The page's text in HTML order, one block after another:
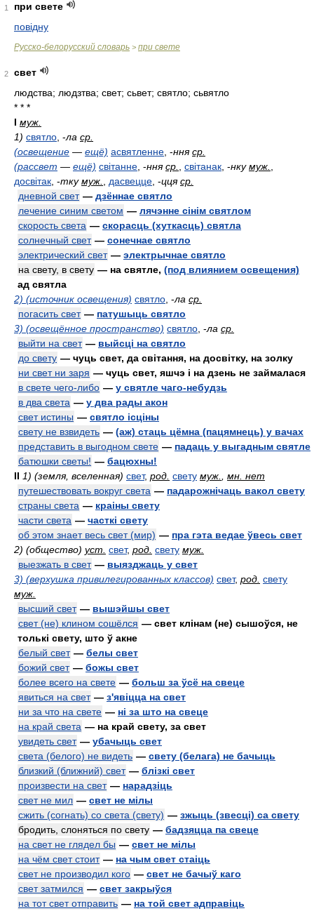
1
при свете
повідну
Русско-белорусский словарь > при свете
2
свет
людства; людзтва; свет; сьвет; святло; сьвятло
* * *
I муж.
1) святло -ла ср.
(освещение — ещё) асвятленне -ння ср.
(рассвет — ещё) світанне -ння ср. світанак -нку муж.
досвітак -тку муж. дасвецце -цця ср.
дневной свет — дзённае святло
лечение синим светом — лячэнне сінім святлом
скорость света — скорасць (хуткасць) святла
солнечный свет — сонечнае святло
электрический свет — электрычнае святло
на свету, в свету — на святле, (под влиянием освещения)
ад святла
2) (источник освещения) святло -ла ср.
погасить свет — патушыць святло
3) (освещённое пространство) святло -ла ср.
выйти на свет — выйсці на святло
до свету — чуць свет, да світання, на досвітку, на золку
ни свет ни заря — чуць свет, яшчэ і на дзень не займалася
в свете чего-либо — у святле чаго-небудзь
в два света — у два рады акон
свет истины — святло ісціны
свету не взвидеть — (аж) стаць цёмна (пацямнець) у вачах
представить в выгодном свете — падаць у выгадным святле
батюшки светы! — бацюхны!
II 1) (земля, вселенная) свет, род. свету муж.
мн. нет
путешествовать вокруг света — падарожнічаць вакол свету
страны света — краіны свету
части света — часткі свету
об этом знает весь свет (мир) — пра гэта ведае ўвесь свет
2) (общество) уст. свет, род. свету муж.
выезжать в свет — выязджаць у свет
3) (верхушка привилегированных классов) свет, род. свету
муж.
высший свет — вышэйшы свет
свет (не) клином сошёлся — свет клінам (не) сышоўся, не
толькі свету, што ў акне
белый свет — белы свет
божий свет — божы свет
более всего на свете — больш за ўсё на свеце
явиться на свет — з'явіцца на свет
ни за что на свете — ні за што на свеце
на край света — на край свету, за свет
увидеть свет — убачыць свет
света (белого) не видеть — свету (белага) не бачыць
близкий (ближний) свет — блізкі свет
произвести на свет — нарадзіць
свет не мил — свет не мілы
сжить (согнать) со света (свету) — зжыць (звесці) са свету
бродить, слоняться по свету — бадзяцца па свеце
на свет не глядел бы — свет не мілы
на чём свет стоит — на чым свет стаіць
свет не производил кого — свет не бачыў каго
свет затмился — свет закрыўся
на тот свет отправить — на той свет адправіць